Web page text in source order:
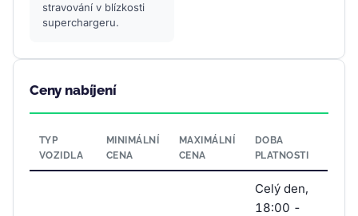
stravování v blízkosti
superchargeru.
Ceny nabíjení
TYP
VOZIDLA
MINIMÁLNÍ
CENA
MAXIMÁLNÍ
CENA
DOBA
PLATNOSTI
Celý den,
18:00 -